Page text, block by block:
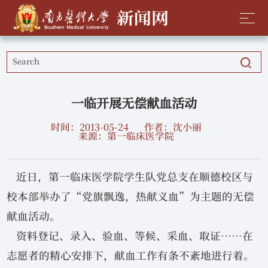
一临开展无偿献血活动
时间：2013-05-24 作者：沈小丽
来源：第一临床医学院
近日，第一临床医学院学生队党总支在顺德校区与
校本部举办了“党旗飘逸，热献义血”为主题的无偿
献血活动。
资料登记、录入、验血、等候、采血、取证……在
志愿者的精心安排下，献血工作有条不紊地进行着。